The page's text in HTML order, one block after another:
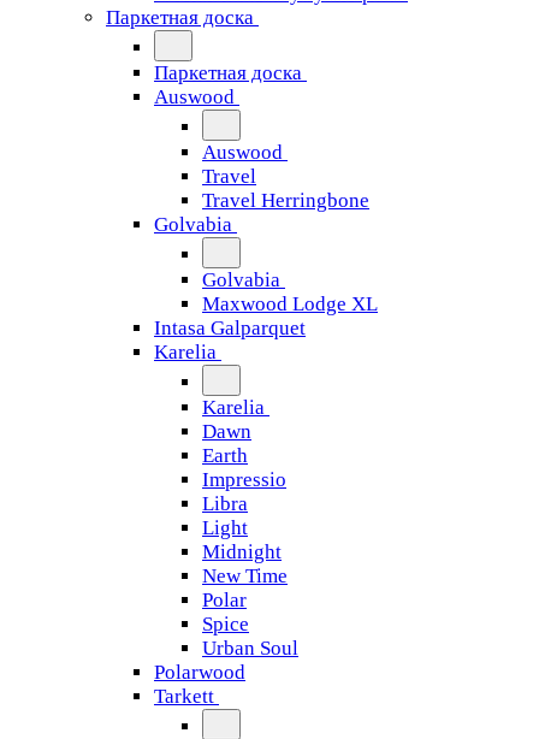
Паркетная доска
Паркетная доска
Auswood
Auswood
Travel
Travel Herringbone
Golvabia
Golvabia
Maxwood Lodge XL
Intasa Galparquet
Karelia
Karelia
Dawn
Earth
Impressio
Libra
Light
Midnight
New Time
Polar
Spice
Urban Soul
Polarwood
Tarkett